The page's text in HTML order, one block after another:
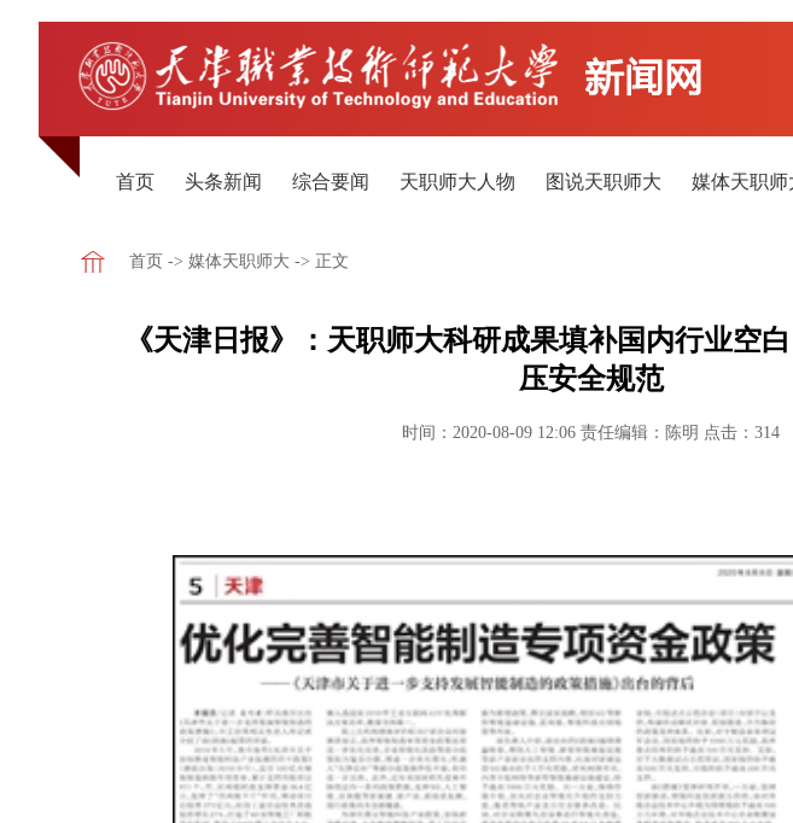
首页 头条新闻 综合要闻 天职师大人物 图说天职师大 媒体天职师
首页 -> 媒体天职师大 -> 正文
《天津日报》：天职师大科研成果填补国内行业空
压安全规范
时间：2020-08-09 12:06 责任编辑：陈明 点击： 314